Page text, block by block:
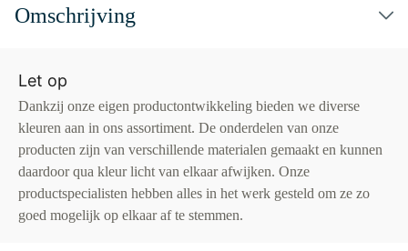
Omschrijving
Let op
Dankzij onze eigen productontwikkeling bieden we diverse
kleuren aan in ons assortiment. De onderdelen van onze
producten zijn van verschillende materialen gemaakt en kunnen
daardoor qua kleur licht van elkaar afwijken. Onze
productspecialisten hebben alles in het werk gesteld om ze zo
goed mogelijk op elkaar af te stemmen.